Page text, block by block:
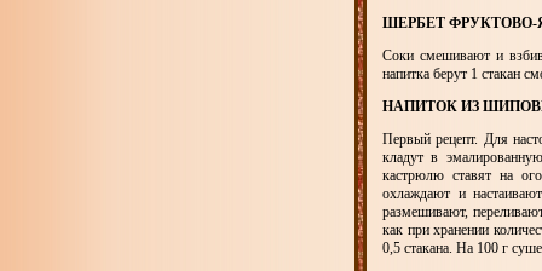
ШЕРБЕТ
Соки смешивают и
напитка берут 1 стакан
НАПИТОК ИЗ
Первый рецепт. Для
кладут в
кастрюлю ставят на
охлаждают и
размешивают,
как при хранении
0,5 стакана. На 100 г